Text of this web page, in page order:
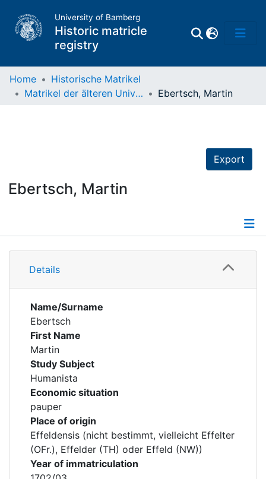
University of Bamberg
Historic matricle
registry
Home
Historische Matrikel
Matrikel der älteren Universität
Ebertsch, Martin
Export
Ebertsch, Martin
Details
Details
Name/Surname
Ebertsch
First Name
Martin
Study Subject
Humanista
Economic situation
pauper
Place of origin
Effeldensis (nicht bestimmt, vielleicht Effelter
(OFr.), Effelder (TH) oder Effeld (NW))
Year of immatriculation